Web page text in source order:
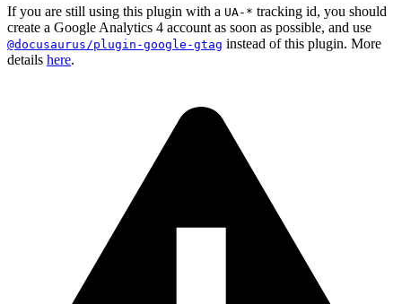
If you are still using this plugin with a UA-* tracking id, you should
create a Google Analytics 4 account as soon as possible, and use
@docusaurus/plugin-google-gtag instead of this plugin. More
details here.